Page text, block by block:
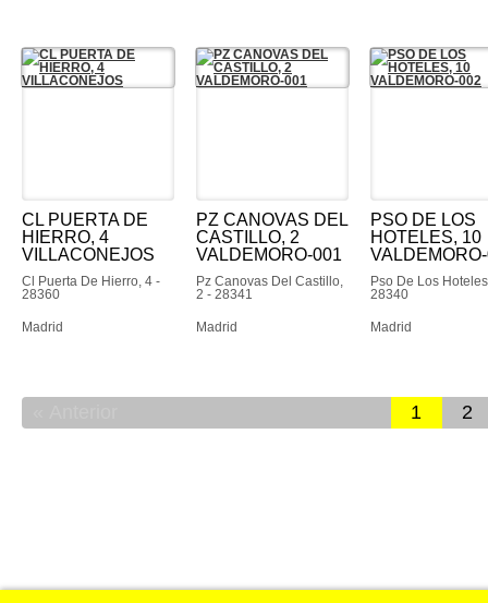
CL PUERTA DE
HIERRO, 4
VILLACONEJOS
Cl Puerta De Hierro, 4 -
28360
Madrid
PZ CANOVAS DEL
CASTILLO, 2
VALDEMORO-001
Pz Canovas Del Castillo,
2 - 28341
Madrid
PSO DE LOS
HOTELES, 10
Pso De Los
28340
Madrid
1 2